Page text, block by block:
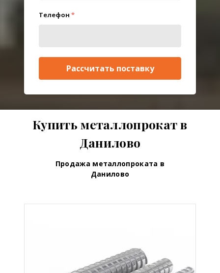
Телефон *
Рассчитать поставку
Купить металлопрокат в
Данилово
Продажа металлопроката в
Данилово